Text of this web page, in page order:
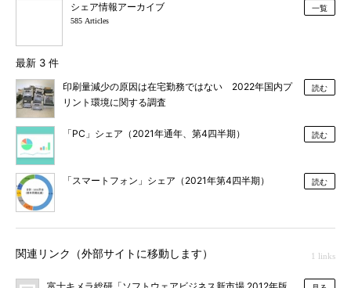
シェア情報アーカイブ
585 Articles
一覧
最新 3 件
印刷量減少の原因は在宅勤務ではない 2022年国内プ
リント環境に関する調査
読む
「PC」シェア（2021年通年、第4四半期） 読む
「スマートフォン」シェア（2021年第4四半期） 読む
関連リンク（外部サイトに移動します） 1 links